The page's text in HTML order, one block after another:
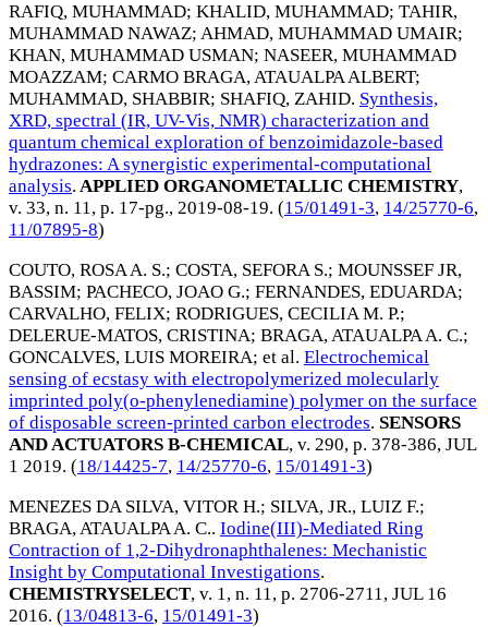
RAFIQ, MUHAMMAD; KHALID, MUHAMMAD; TAHIR,
MUHAMMAD NAWAZ; AHMAD, MUHAMMAD UMAIR;
KHAN, MUHAMMAD USMAN; NASEER, MUHAMMAD
MOAZZAM; CARMO BRAGA, ATAUALPA ALBERT;
MUHAMMAD, SHABBIR; SHAFIQ, ZAHID. Synthesis,
XRD, spectral (IR, UV-Vis, NMR) characterization and
quantum chemical exploration of benzoimidazole-based
hydrazones: A synergistic experimental-computational
analysis. APPLIED ORGANOMETALLIC CHEMISTRY,
v. 33, n. 11, p. 17-pg., 2019-08-19. (15/01491-3, 14/25770-6,
11/07895-8)
COUTO, ROSA A. S.; COSTA, SEFORA S.; MOUNSSEF JR,
BASSIM; PACHECO, JOAO G.; FERNANDES, EDUARDA;
CARVALHO, FELIX; RODRIGUES, CECILIA M. P.;
DELERUE-MATOS, CRISTINA; BRAGA, ATAUALPA A. C.;
GONCALVES, LUIS MOREIRA; et al. Electrochemical
sensing of ecstasy with electropolymerized molecularly
imprinted poly(o-phenylenediamine) polymer on the surface
of disposable screen-printed carbon electrodes. SENSORS
AND ACTUATORS B-CHEMICAL, v. 290, p. 378-386, JUL
1 2019. (18/14425-7, 14/25770-6, 15/01491-3)
MENEZES DA SILVA, VITOR H.; SILVA, JR., LUIZ F.;
BRAGA, ATAUALPA A. C.. Iodine(III)-Mediated Ring
Contraction of 1,2-Dihydronaphthalenes: Mechanistic
Insight by Computational Investigations.
CHEMISTRYSELECT, v. 1, n. 11, p. 2706-2711, JUL 16
2016. (13/04813-6, 15/01491-3)